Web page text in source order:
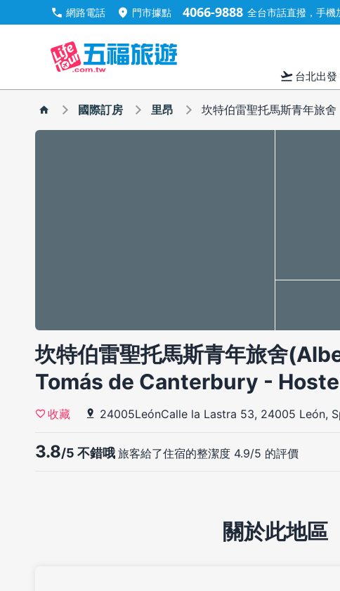
call 網路電話 location_on 門市據點 4066-9888 全台市話直撥，手機
flight_takeoff 台北出發
國際訂房 里昂 坎特伯雷聖托馬斯青年旅舍
坎特伯雷聖托馬斯青年旅舍
Tomás de Canterbury -
收藏 24005LeónCalle la Lastra 53, 24005 León,
3.8/5 不錯哦 旅客給了住宿的整潔度 4.9/5 的評價
關於此地區